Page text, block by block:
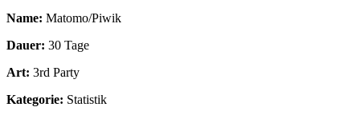
Name: Matomo/Piwik
Dauer: 30 Tage
Art: 3rd Party
Kategorie: Statistik